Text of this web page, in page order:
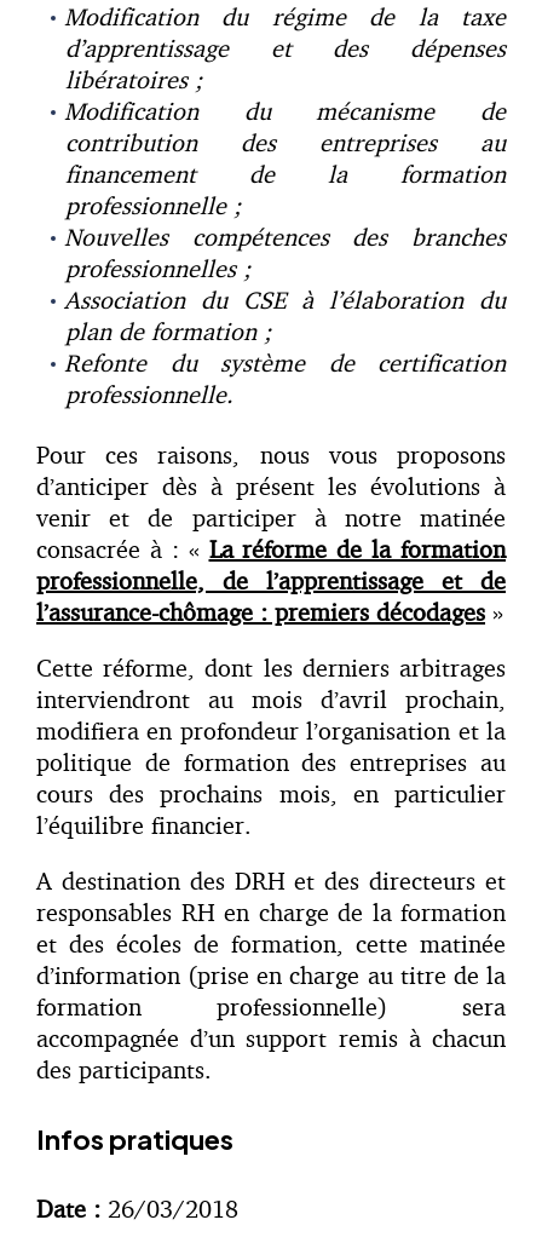
Modification du régime de la taxe
d’apprentissage et des dépenses
libératoires ;
Modification du mécanisme de
contribution des entreprises au
financement de la formation
professionnelle ;
Nouvelles compétences des branches
professionnelles ;
Association du CSE à l’élaboration du
plan de formation ;
Refonte du système de certification
professionnelle.
Pour ces raisons, nous vous proposons
d’anticiper dès à présent les évolutions à
venir et de participer à notre matinée
consacrée à : « La réforme de la formation
professionnelle, de l’apprentissage et de
l’assurance-chômage : premiers décodages »
Cette réforme, dont les derniers arbitrages
interviendront au mois d’avril prochain,
modifiera en profondeur l’organisation et la
politique de formation des entreprises au
cours des prochains mois, en particulier
l’équilibre financier.
A destination des DRH et des directeurs et
responsables RH en charge de la formation
et des écoles de formation, cette matinée
d’information (prise en charge au titre de la
formation professionnelle) sera
accompagnée d’un support remis à chacun
des participants.
Infos pratiques
Date : 26/03/2018